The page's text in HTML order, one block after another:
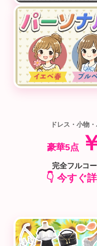
ドレス・小物
豪華5点
完全フルコ
👇 今すぐ